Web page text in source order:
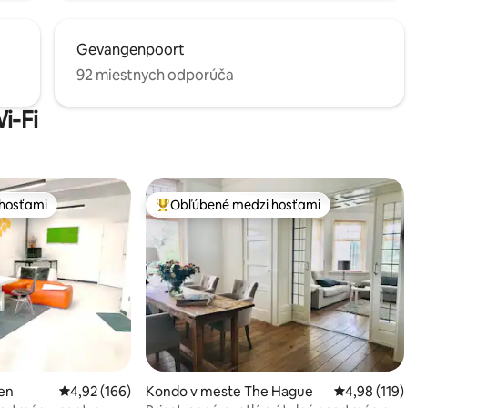
Gevangenpoort
92 miestnych odporúča
Fi
hosťami
Priemerné ohodnotenie 4,92 z 5, počet hodnotení: 166
4,92 (166)
Najobľúbenejšie medzi hosťami
Obľúbené medzi hosťami
Kondo v meste The Hague Priemerné
4,98 (119)